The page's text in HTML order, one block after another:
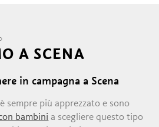
A SCENA
in campagna a Scena
è sempre più apprezzato e sono
bambini a scegliere questo tipo